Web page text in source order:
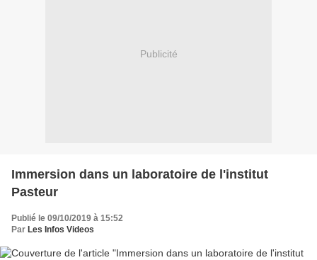
Publicité
Immersion dans un laboratoire de l'institut
Pasteur
Publié le 09/10/2019 à 15:52
Par Les Infos Videos